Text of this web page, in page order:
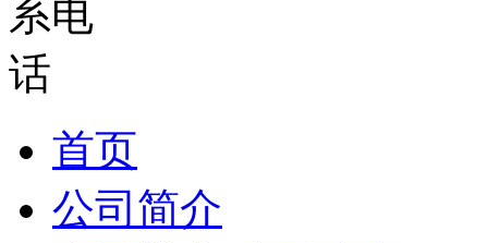
首页
公司简介